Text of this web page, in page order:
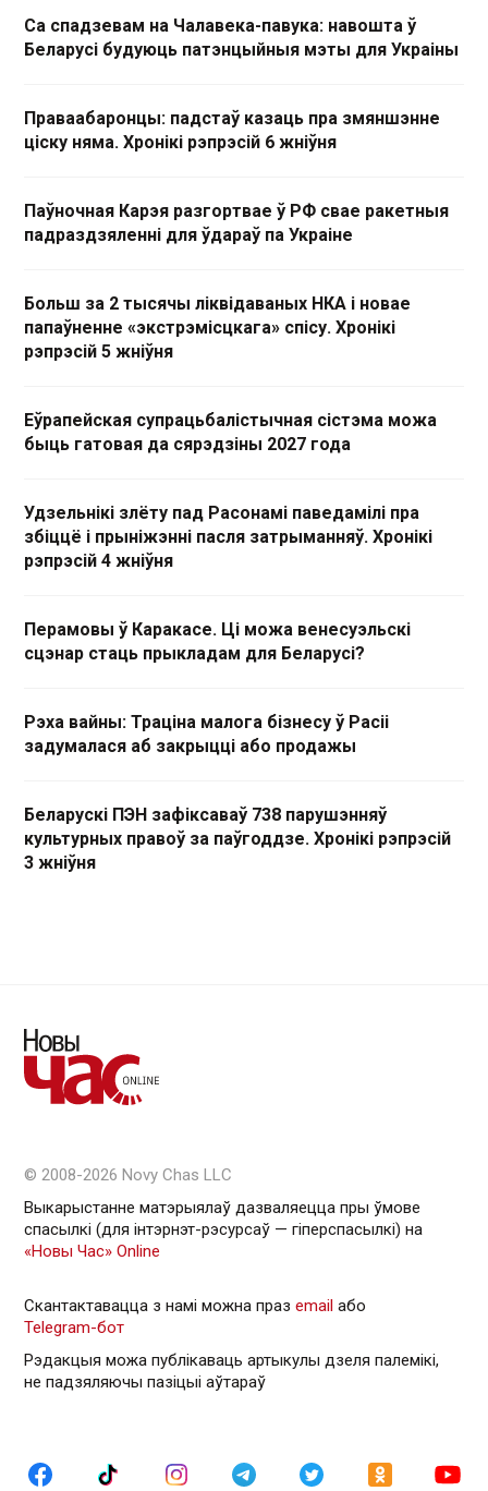
Са спадзевам на Чалавека-павука: навошта ў
Беларусі будуюць патэнцыйныя мэты для Украіны
Праваабаронцы: падстаў казаць пра змяншэнне
ціску няма. Хронікі рэпрэсій 6 жніўня
Паўночная Карэя разгортвае ў РФ свае ракетныя
падраздзяленні для ўдараў па Украіне
Больш за 2 тысячы ліквідаваных НКА і новае
папаўненне «экстрэмісцкага» спісу. Хронікі
рэпрэсій 5 жніўня
Еўрапейская супрацьбалістычная сістэма можа
быць гатовая да сярэдзіны 2027 года
Удзельнікі злёту пад Расонамі паведамілі пра
збіццё і прыніжэнні пасля затрыманняў. Хронікі
рэпрэсій 4 жніўня
Перамовы ў Каракасе. Ці можа венесуэльскі
сцэнар стаць прыкладам для Беларусі?
Рэха вайны: Траціна малога бізнесу ў Расіі
задумалася аб закрыцці або продажы
Беларускі ПЭН зафіксаваў 738 парушэнняў
культурных правоў за паўгоддзе. Хронікі рэпрэсій
3 жніўня
© 2008-2026 Novy Chas LLC
Выкарыстанне матэрыялаў дазваляецца пры ўмове
спасылкі (для інтэрнэт-рэсурсаў — гiперспасылкi) на
«Новы Час» Online
Скантактавацца з намі можна праз email або
Telegram-бот
Рэдакцыя можа публікаваць артыкулы дзеля палемікі,
не падзяляючы пазіцыі аўтараў